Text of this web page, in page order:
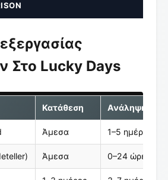
Στο Lucky Days
Κατάθεση Ανάληψη
Άμεσα 1–5 ημέρες
Άμεσα 0–24 ώρες